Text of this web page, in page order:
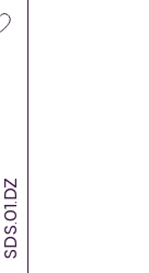
SDS.01.DZ